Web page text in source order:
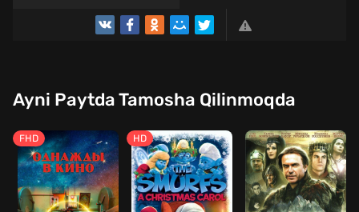
Ayni Paytda Tamosha Qilinmoqda
FHD HD